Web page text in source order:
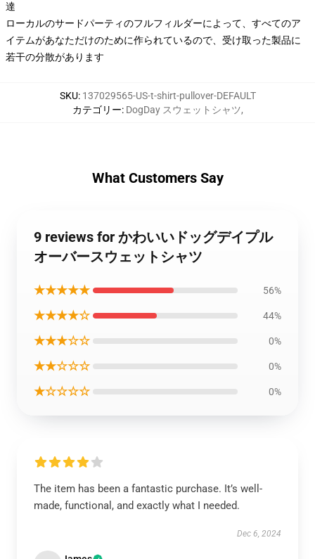
達
ローカルのサードパーティのフルフィルダーによって、すべてのア
イテムがあなただけのために作られているので、受け取った製品に
若干の分散があります
SKU: 137029565-US-t-shirt-pullover-DEFAULT
カテゴリー: DogDay スウェットシャツ,
What Customers Say
9 reviews for かわいいドッグデイプル
オーバースウェットシャツ
★★★★★ 56%
★★★★☆ 44%
★★★☆☆ 0%
★★☆☆☆ 0%
★☆☆☆☆ 0%
The item has been a fantastic purchase. It’s well-
made, functional, and exactly what I needed.
Dec 6, 2024